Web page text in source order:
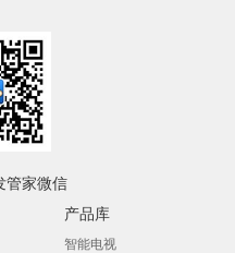
管家微信
产品库
智能电视